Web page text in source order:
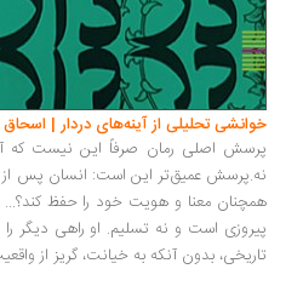
تحلیلی از آینه‌های دردار | اسحاق
اصلی رمان صرفاً این نیست که آیا
عمیق‌تر این است: انسان پس از شکست
معنا و هویت خود را حفظ کند؟... پاسخی
است و نه تسلیم. او راهی دیگر را
بدون آنکه به خیانت، گریز از واقعیت یا